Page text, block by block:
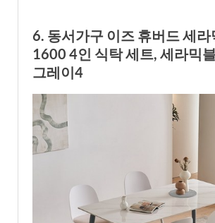
6. 동서가구 이즈 휴버드 세라
1600 4인 식탁 세트, 세라믹
그레이4